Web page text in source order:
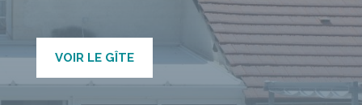
VOIR LE GÎTE